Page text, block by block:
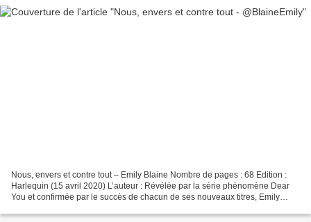
Nous, envers et contre tout – Emily Blaine Nombre de pages : 68 Edition :
Harlequin (15 avril 2020) L’auteur : Révélée par la série phénomène Dear
You et confirmée par le succès de chacun de ses nouveaux titres, Emily